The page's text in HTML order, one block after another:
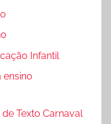
Infantil
ensino
Texto Carnaval